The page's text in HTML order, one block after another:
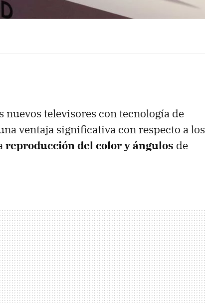
nuevos televisores con tecnología de
ventaja significativa con respecto a los
reproducción del color y ángulos de